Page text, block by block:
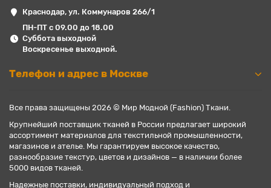
Краснодар, ул. Коммунаров 266/1
ПН-ПТ с 09.00 до 18.00
Суббота выходной
Воскресенье выходной.
Телефон и адрес в Москве
Все права защищены 2026 © Мир Модной (Fashion) Ткани.
Крупнейший поставщик тканей в России предлагает широкий
ассортимент материалов для текстильной промышленности,
магазинов и ателье. Мы гарантируем высокое качество,
разнообразие текстур, цветов и дизайнов — в наличии более
5000 видов тканей.
Надежные поставки, индивидуальный подход и